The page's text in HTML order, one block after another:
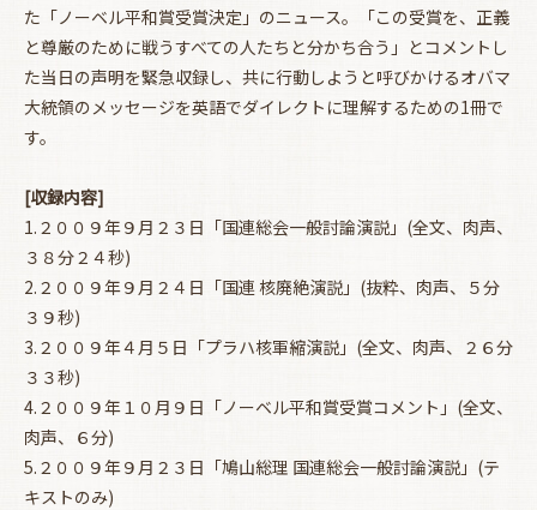
お買い物を続ける
た「ノーベル平和賞受賞決定」のニュース。「この受賞を、正義
と尊厳のために戦うすべての人たちと分かち合う」とコメントし
た当日の声明を緊急収録し、共に行動しようと呼びかけるオバマ
大統領のメッセージを英語でダイレクトに理解するための1冊で
す。
[収録内容]
1.２００９年９月２３日「国連総会一般討論演説」(全文、肉声、
３８分２４秒)
2.２００９年９月２４日「国連 核廃絶演説」(抜粋、肉声、５分
３９秒)
3.２００９年４月５日「プラハ核軍縮演説」(全文、肉声、２６分
３３秒)
4.２００９年１０月９日「ノーベル平和賞受賞コメント」(全文、
肉声、６分)
5.２００９年９月２３日「鳩山総理 国連総会一般討論演説」(テ
キストのみ)